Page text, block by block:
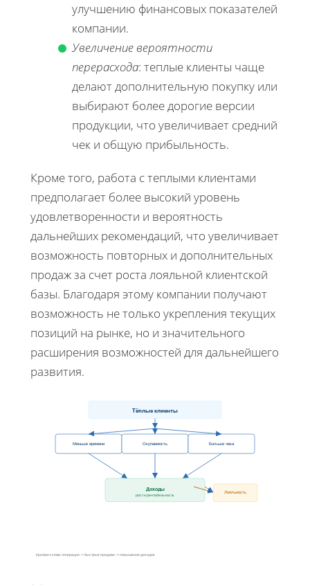
улучшению финансовых показателей
компании.
Увеличение вероятности
перерасхода: теплые клиенты чаще
делают дополнительную покупку или
выбирают более дорогие версии
продукции, что увеличивает средний
чек и общую прибыльность.
Кроме того, работа с теплыми клиентами
предполагает более высокий уровень
удовлетворенности и вероятность
дальнейших рекомендаций, что увеличивает
возможность повторных и дополнительных
продаж за счет роста лояльной клиентской
базы. Благодаря этому компании получают
возможность не только укрепления текущих
позиций на рынке, но и значительного
расширения возможностей для дальнейшего
развития.
Тёплые клиенты
Меньше времени Окупаемость Больше чека
Доходы
рост и рентабельность
Лояльность
Краткая схема: генерация -> быстрые продажи -> повышение доходов